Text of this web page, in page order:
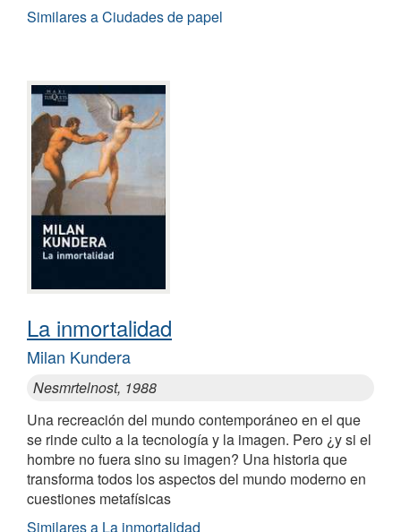
Similares a Ciudades de papel
La inmortalidad
Milan Kundera
Nesmrtelnost, 1988
Una recreación del mundo contemporáneo en el que
se rinde culto a la tecnología y la imagen. Pero ¿y si el
hombre no fuera sino su imagen? Una historia que
transforma todos los aspectos del mundo moderno en
cuestiones metafísicas
Similares a La inmortalidad